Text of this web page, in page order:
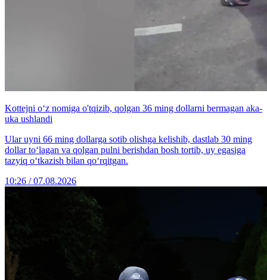
Kottejni o‘z nomiga o'tqizib, qolgan 36 ming dollarni bermagan aka-
uka ushlandi
Ular uyni 66 ming dollarga sotib olishga kelishib, dastlab 30 ming
dollar to‘lagan va qolgan pulni berishdan bosh tortib, uy egasiga
tazyiq o‘tkazish bilan qo‘rqitgan.
10:26 / 07.08.2026